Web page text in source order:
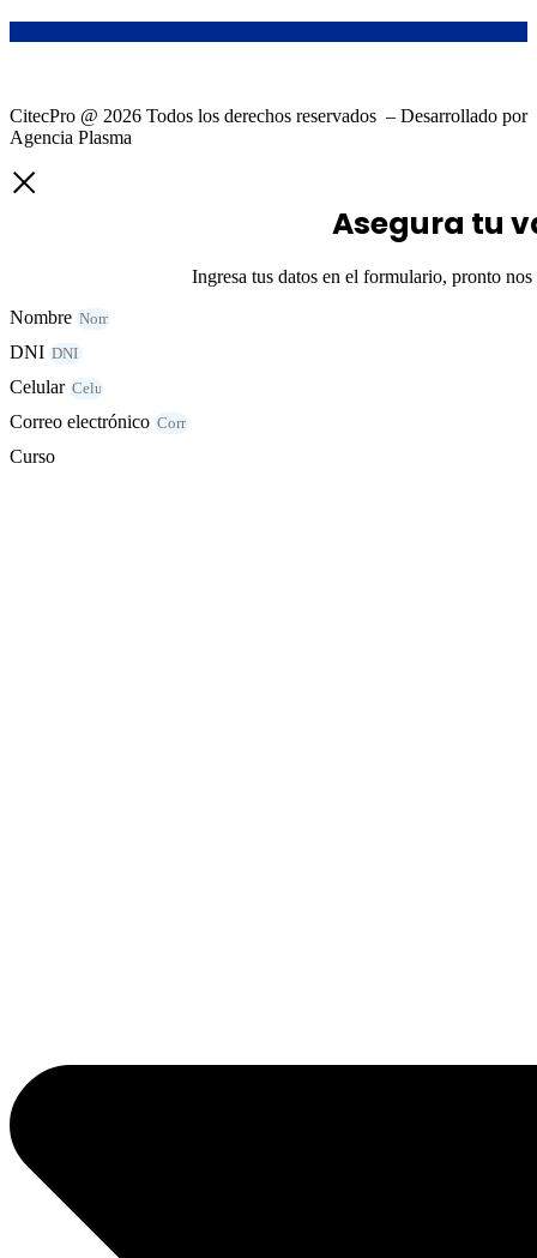
CitecPro @ 2026 Todos los derechos reservados – Desarrollado por
Agencia Plasma
Asegura tu
Ingresa tus datos en el formulario, pronto
Nombre
DNI
Celular
Correo electrónico
Curso